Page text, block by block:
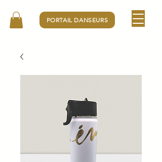
PORTAIL DANSEURS